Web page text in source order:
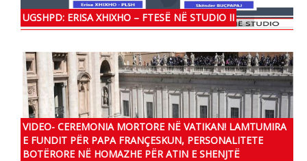
UGSHPD: ERISA XHIXHO – FTESË NË STUDIO II
VIDEO- CEREMONIA MORTORE NË VATIKAN! LAMTUMIRA
E FUNDIT PËR PAPA FRANÇESKUN, PERSONALITETE
BOTËRORE NË HOMAZHE PËR ATIN E SHENJTË